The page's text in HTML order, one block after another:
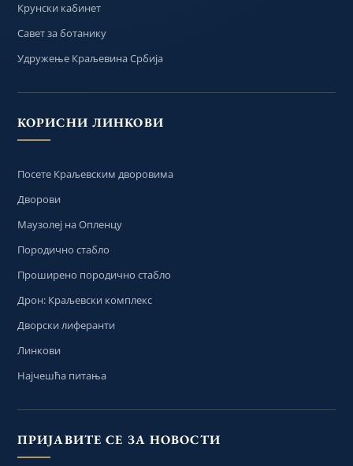
Крунски кабинет
Савет за ботанику
Удружење Краљевина Србија
КОРИСНИ ЛИНКОВИ
Посете Краљевским дворовима
Дворови
Маузолеј на Опленцу
Породично стабло
Проширено породично стабло
Дрон: Краљевски комплекс
Дворски лиферанти
Линкови
Најчешћа питања
ПРИЈАВИТЕ СЕ ЗА НОВОСТИ